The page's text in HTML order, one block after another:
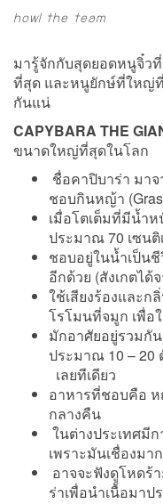
howl the team
มารู้จักกับสุดยอดหนูจิ๋ว
ที่สุด และหนูยักษ์ที่ใหญ่
กันแน่
CAPYBARA THE
ขนาดใหญ่ที่สุดในโลก
ชื่อคาปิบาร่า มา
ชอบกินหญ้า
เมื่อโตเต็มที่มีน้ำ
ประมาณ 70 เซนติ
ชอบอยู่ในน้ำเป็นชี
อีกด้วย (สังเกตได้
ใช้เสียงร้องและ
โรโมนที่จมูก เพื่อ
มักอาศัยอยู่รวมกั
ประมาณ 10 –
เลยทีเดียว
อาหารที่ชอบคือ
กลางคืน
ในต่างประเทศมี
เพราะมันเชื่องมาก
อาจจะฟังดูโหดร้
ร่าเพื่อนำเนื้อมาป